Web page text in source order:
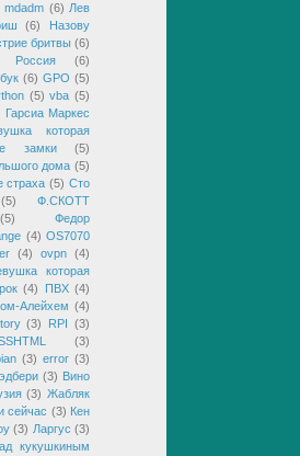
mdadm (6) Лев
(6)
Назову
бритвы (6)
Россия
(6)
(6) GPO (5)
(5) vba (5)
Гарсиа Маркес
которая
замки
(5)
дома (5)
страха (5) Сто
(5)
Ф.СКОТТ
(5)
Федор
(4) OS7070
(4) ovpn (4)
которая
(4) ПВХ (4)
Алейхем (4)
(3) RPI
(3)
(3)
(3) error (3)
(3) Вино
(3) Жабляк
сейчас (3) Кен
(3) Ларгус (3)
кукушкиным